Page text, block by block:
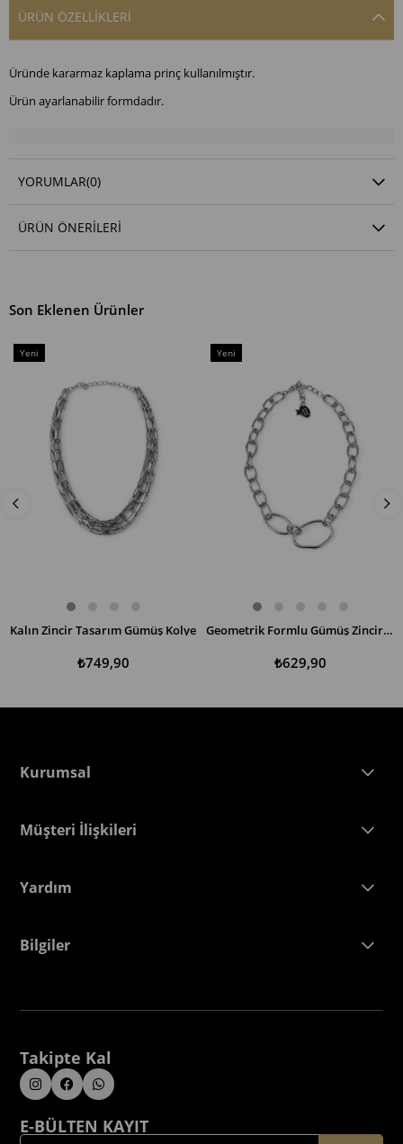
ÜRÜN ÖZELLIKLERI
Üründe kararmaz kaplama prinç kullanılmıştır.
Ürün ayarlanabilir formdadır.
YORUMLAR(0)
ÜRÜN ÖNERILERI
Son Eklenen Ürünler
SEPETE EKLE
Yeni
Kalın Zincir Tasarım Gümüş Kolye
₺749,90
SEPETE EKLE
Yeni
Geometrik Formlu Gümüş Zincir Kolye
₺629,90
Kurumsal
Müşteri İlişkileri
Yardım
Bilgiler
Takipte Kal
E-BÜLTEN KAYIT